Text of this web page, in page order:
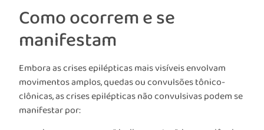
Como ocorrem e se
manifestam
Embora as crises epilépticas mais visíveis envolvam
movimentos amplos, quedas ou convulsões tônico-
clônicas, as crises epilépticas não convulsivas podem se
manifestar por: